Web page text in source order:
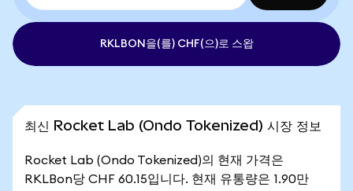
RKLBON을(를) CHF(으)로 스왑
최신 Rocket Lab (Ondo Tokenized) 시장 정보
Rocket Lab (Ondo Tokenized)의 현재 가격은
RKLBon당 CHF 60.15입니다. 현재 유통량은 1.90만